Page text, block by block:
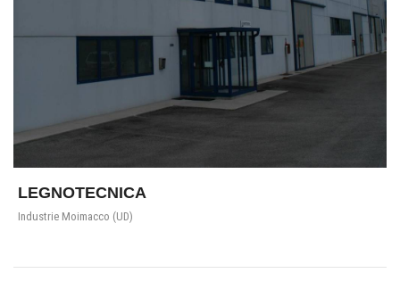
LEGNOTECNICA
Industrie Moimacco (UD)